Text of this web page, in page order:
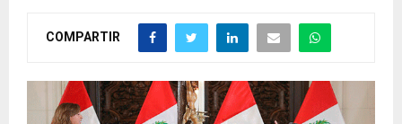
COMPARTIR